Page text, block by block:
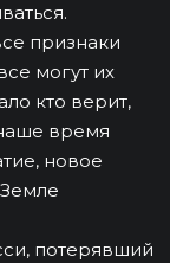
признаки
могут их
кто верит,
время
новое
потерявший